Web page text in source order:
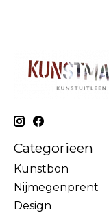
Categorieën
Kunstbon
Nijmegenprent
Design